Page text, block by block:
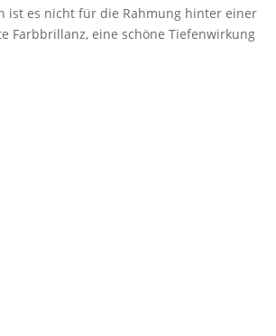
ist es nicht für die Rahmung hinter einer
Farbbrillanz, eine schöne Tiefenwirkung